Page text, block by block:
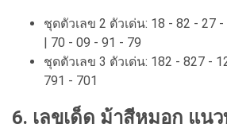
ชุดตัวเลข 2 ตัวเด่น: 18 - 82 - 27
| 70 - 09 - 91 - 79
ชุดตัวเลข 3 ตัวเด่น: 182 - 827 -
791 - 701
6. เลขเด็ด ม้าสีหมอก แน